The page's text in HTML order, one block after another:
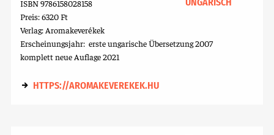
ISBN 9786158028158
Preis: 6320 Ft
Verlag: Aromakeverékek
Erscheinungsjahr: erste ungarische Übersetzung 2007
komplett neue Auflage 2021
HTTPS://AROMAKEVEREKEK.HU